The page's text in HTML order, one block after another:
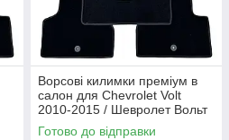
Ворсові килимки преміум в
салон для Chevrolet Volt
2010-2015 / Шевролет Вольт
килимки
Готово до відправки